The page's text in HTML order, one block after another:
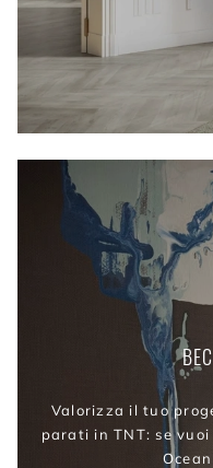
Valorizza il tuo
parati in TNT: se